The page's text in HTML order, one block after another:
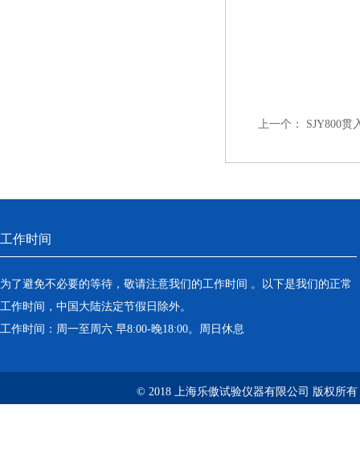
上一个： SJY800贯
工作时间
为了避免不必要的等待，敬请注意我们的工作时间 。以下是我们的正常
工作时间，中国大陆法定节假日除外。
工作时间：周一至周六 早8:00-晚18:00。周日休息
© 2018 上海乐傲试验仪器有限公司 版权所